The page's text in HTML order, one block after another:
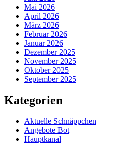
Mai 2026
April 2026
März 2026
Februar 2026
Januar 2026
Dezember 2025
November 2025
Oktober 2025
September 2025
Kategorien
Aktuelle Schnäppchen
Angebote Bot
Hauptkanal